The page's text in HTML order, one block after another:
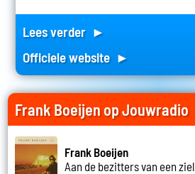
Lees verder ►
Officiele website ►
Frank Boeijen op Jouwradio
Frank Boeijen
Aan de bezitters van een ziel